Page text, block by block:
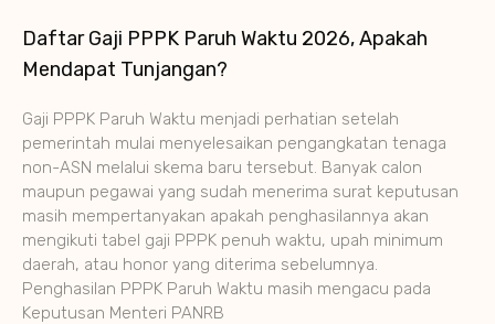
Daftar Gaji PPPK Paruh Waktu 2026, Apakah
Mendapat Tunjangan?
Gaji PPPK Paruh Waktu menjadi perhatian setelah
pemerintah mulai menyelesaikan pengangkatan tenaga
non-ASN melalui skema baru tersebut. Banyak calon
maupun pegawai yang sudah menerima surat keputusan
masih mempertanyakan apakah penghasilannya akan
mengikuti tabel gaji PPPK penuh waktu, upah minimum
daerah, atau honor yang diterima sebelumnya.
Penghasilan PPPK Paruh Waktu masih mengacu pada
Keputusan Menteri PANRB